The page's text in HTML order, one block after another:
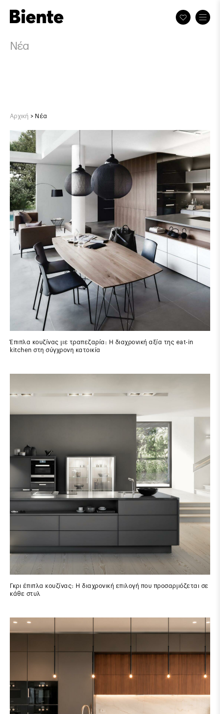
Νέα
Αρχική > Νέα
Έπιπλα κουζίνας με τραπεζαρία: Η διαχρονική αξία της eat-in
kitchen στη σύγχρονη κατοικία
Γκρι έπιπλα κουζίνας: Η διαχρονική επιλογή που προσαρμόζεται σε
κάθε στυλ